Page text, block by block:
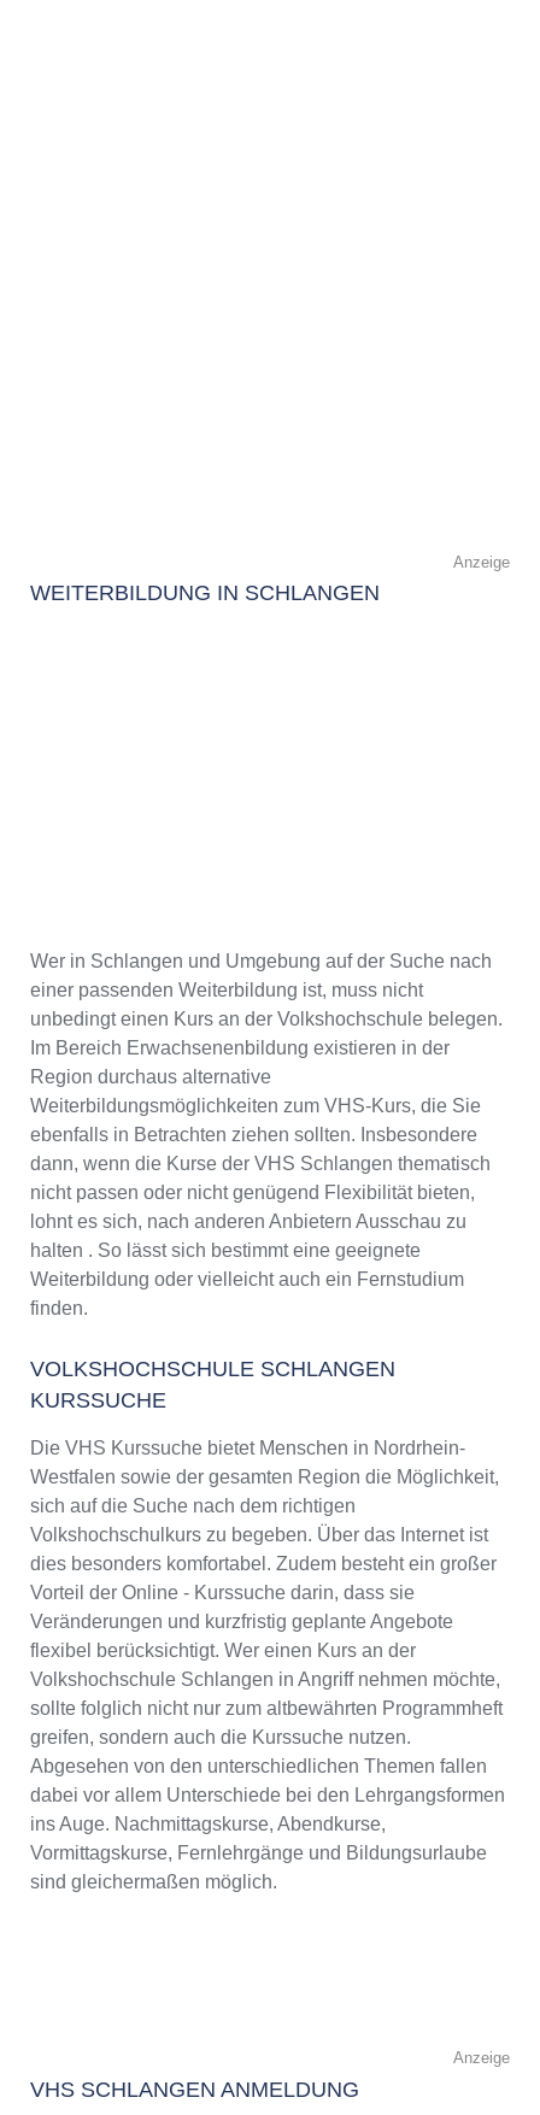
Anzeige
WEITERBILDUNG IN SCHLANGEN
Wer in Schlangen und Umgebung auf der Suche nach
einer passenden Weiterbildung ist, muss nicht
unbedingt einen Kurs an der Volkshochschule belegen.
Im Bereich Erwachsenenbildung existieren in der
Region durchaus alternative
Weiterbildungsmöglichkeiten zum VHS-Kurs, die Sie
ebenfalls in Betrachten ziehen sollten. Insbesondere
dann, wenn die Kurse der VHS Schlangen thematisch
nicht passen oder nicht genügend Flexibilität bieten,
lohnt es sich, nach anderen Anbietern Ausschau zu
halten . So lässt sich bestimmt eine geeignete
Weiterbildung oder vielleicht auch ein Fernstudium
finden.
VOLKSHOCHSCHULE SCHLANGEN
KURSSUCHE
Die VHS Kurssuche bietet Menschen in Nordrhein-
Westfalen sowie der gesamten Region die Möglichkeit,
sich auf die Suche nach dem richtigen
Volkshochschulkurs zu begeben. Über das Internet ist
dies besonders komfortabel. Zudem besteht ein großer
Vorteil der Online - Kurssuche darin, dass sie
Veränderungen und kurzfristig geplante Angebote
flexibel berücksichtigt. Wer einen Kurs an der
Volkshochschule Schlangen in Angriff nehmen möchte,
sollte folglich nicht nur zum altbewährten Programmheft
greifen, sondern auch die Kurssuche nutzen.
Abgesehen von den unterschiedlichen Themen fallen
dabei vor allem Unterschiede bei den Lehrgangsformen
ins Auge. Nachmittagskurse, Abendkurse,
Vormittagskurse, Fernlehrgänge und Bildungsurlaube
sind gleichermaßen möglich.
Anzeige
VHS SCHLANGEN ANMELDUNG